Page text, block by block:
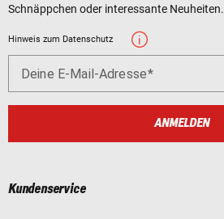
Schnäppchen oder interessante Neuheiten.
Hinweis zum Datenschutz
Deine E-Mail-Adresse
ANMELDEN
Kundenservice